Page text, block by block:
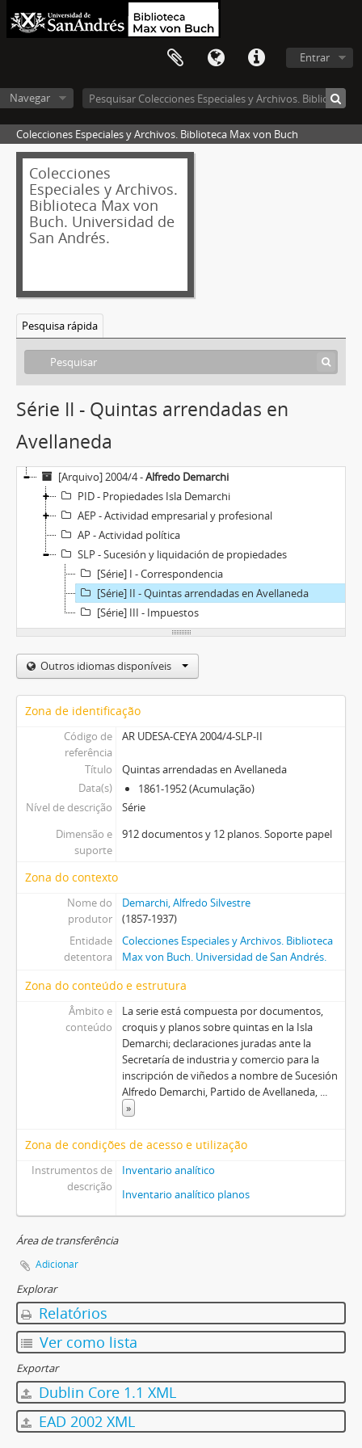
Entrar
Navegar
Colecciones Especiales y Archivos. Biblioteca Max von Buch
Colecciones
Especiales y Archivos.
Biblioteca Max von
Buch. Universidad de
San Andrés.
Pesquisa rápida
Série II - Quintas arrendadas en
Avellaneda
[Arquivo] 2004/4 -Alfredo Demarchi
PID - Propiedades Isla Demarchi
AEP - Actividad empresarial y profesional
AP - Actividad política
SLP - Sucesión y liquidación de propiedades
[Série] I - Correspondencia
[Série] II - Quintas arrendadas en Avellaneda
[Série] III - Impuestos
Outros idiomas disponíveis
Zona de identificação
Código de
referência
AR UDESA-CEYA 2004/4-SLP-II
Título
Quintas arrendadas en Avellaneda
Data(s)
1861-1952 (Acumulação)
Nível de descrição
Série
Dimensão e
suporte
912 documentos y 12 planos. Soporte papel
Zona do contexto
Nome do
produtor
Demarchi, Alfredo Silvestre
(1857-1937)
Entidade
detentora
Colecciones Especiales y Archivos. Biblioteca
Max von Buch. Universidad de San Andrés.
Zona do conteúdo e estrutura
Âmbito e
conteúdo
La serie está compuesta por documentos,
croquis y planos sobre quintas en la Isla
Demarchi; declaraciones juradas ante la
Secretaría de industria y comercio para la
inscripción de viñedos a nombre de Sucesión
Alfredo Demarchi, Partido de Avellaneda, ...
»
Zona de condições de acesso e utilização
Instrumentos de
descrição
Inventario analítico
Inventario analítico planos
Área de transferência
Adicionar
Explorar
Relatórios
Ver como lista
Exportar
Dublin Core 1.1 XML
EAD 2002 XML